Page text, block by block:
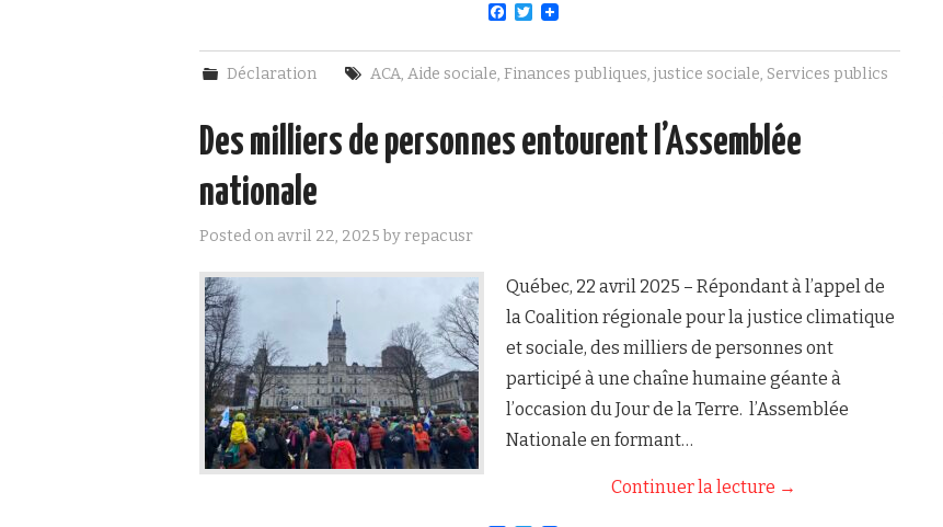
F
c
e
b
k
T
i
t
Déclaration ACA, Aide sociale, Finances publiques, justice sociale, Services publics
Des milliers de personnes entourent l’Assemblée
nationale
Posted on avril 22, 2025 byrepacusr
Québec, 22 avril 2025 – Répondant à l’appel de
la Coalition régionale pour la justice climatique
et sociale, des milliers de personnes ont
participé à une chaîne humaine géante à
l’occasion du Jour de la Terre. l’Assemblée
Nationale en formant…
Continuer la lecture →